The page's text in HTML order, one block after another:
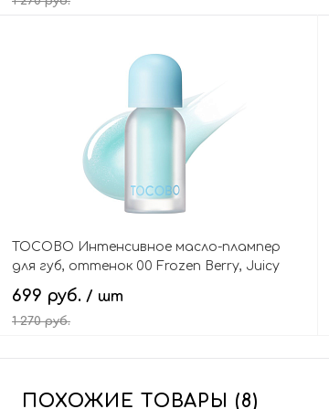
В корзину
TOCOBO Интенсивное масло-плампер
для губ, оттенок 00 Frozen Berry, Juicy
Berry Plumping Lip Oil Glam Max
699 руб. / шт
1 270 руб.
ПОХОЖИЕ ТОВАРЫ (8)